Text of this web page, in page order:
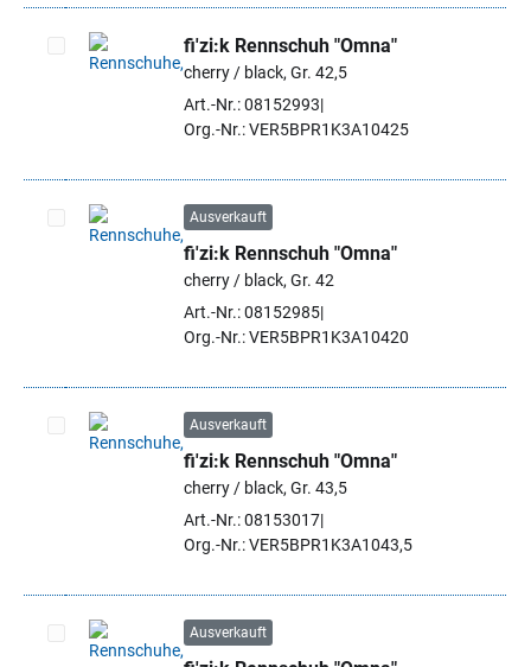
Artikel auswählen
fi'zi:k Rennschuh "Omna"
cherry / black, Gr. 42,5
Art.-Nr.: 08152993
Org.-Nr.: VER5BPR1K3A10425
Artikel auswählen
Ausverkauft
fi'zi:k Rennschuh "Omna"
cherry / black, Gr. 42
Art.-Nr.: 08152985
Org.-Nr.: VER5BPR1K3A10420
Artikel auswählen
Ausverkauft
fi'zi:k Rennschuh "Omna"
cherry / black, Gr. 43,5
Art.-Nr.: 08153017
Org.-Nr.: VER5BPR1K3A1043,5
Ausverkauft